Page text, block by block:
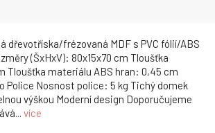
dřevotříska/frézovaná MDF s PVC fólií/ABS
(ŠxHxV): 80x15x70 cm Tloušťka
Tloušťka materiálu ABS hran: 0,45 cm
Police Nosnost police: 5 kg Tichý domek
výškou Moderní design Doporučujeme
více